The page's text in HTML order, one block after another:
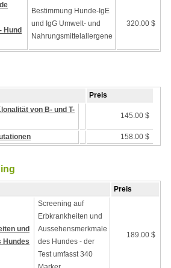
Hund
Bestimmung Hunde-IgE
und IgG Umwelt- und
Nahrungsmittelallergene
320.00 $
Preis
von B- und T-
145.00 $
158.00 $
Preis
und
Hundes
Screening auf
Erbkrankheiten und
Aussehensmerkmale
des Hundes - der
Test umfasst 340
189.00 $